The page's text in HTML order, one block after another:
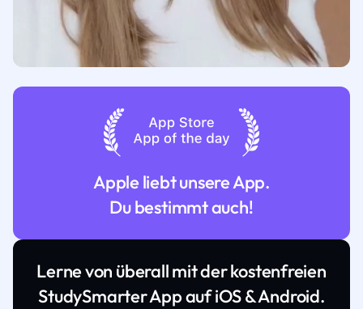
Apple liebt unsere App.
Du bestimmt auch!
Lerne von überall mit der kostenfreien
StudySmarter App auf iOS & Android.